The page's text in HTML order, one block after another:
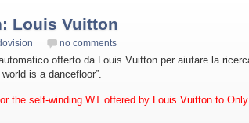
Louis Vuitton
no comments
offerto da Louis Vuitton per aiutare la
is a dancefloor”.
the self-winding WT offered by Louis Vuitton to